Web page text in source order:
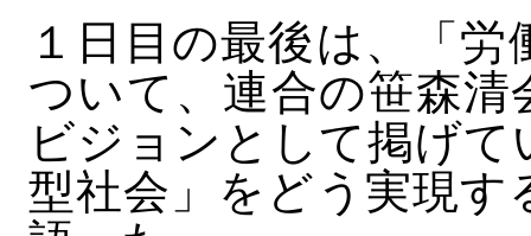
１日目の最後は、「
ついて、連合の笹森清
ビジョンとして掲げ
型社会」をどう実現す